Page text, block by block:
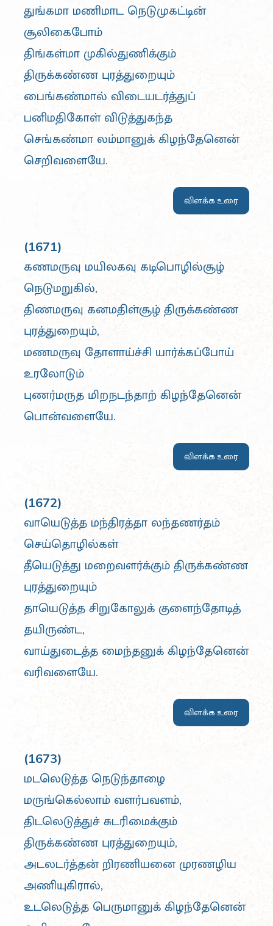
துங்கமா மணிமாட நெடுமுகட்டின்
சூலிகைபோம்
திங்கள்மா முகில்துணிக்கும்
திருக்கண்ண புரத்துறையும்
பைங்கண்மால் விடையடர்த்துப்
பனிமதிகோள் விடுத்துகந்த
செங்கண்மா லம்மானுக் கிழந்தேனென்
செறிவளையே.
விளக்க உரை
(1671)
கணமருவு மயிலகவு கடிபொழில்சூழ்
நெடுமறுகில்,
திணமருவு கனமதிள்சூழ் திருக்கண்ண
புரத்துறையும்,
மணமருவு தோளாய்ச்சி யார்க்கப்போய்
உரலோடும்
புணர்மருத மிறநடந்தாற் கிழந்தேனென்
பொன்வளையே.
விளக்க உரை
(1672)
வாயெடுத்த மந்திரத்தா லந்தணர்தம்
செய்தொழில்கள்
தீயெடுத்து மறைவளர்க்கும் திருக்கண்ண
புரத்துறையும்
தாயெடுத்த சிறுகோலுக் குளைந்தோடித்
தயிருண்ட,
வாய்துடைத்த மைந்தனுக் கிழந்தேனென்
வரிவளையே.
விளக்க உரை
(1673)
மடலெடுத்த நெடுந்தாழை
மருங்கெல்லாம் வளர்பவளம்,
திடலெடுத்துச் சுடரிமைக்கும்
திருக்கண்ண புரத்துறையும்,
அடலடர்த்தன் றிரணியனை முரணழிய
அணியுகிரால்,
உடலெடுத்த பெருமானுக் கிழந்தேனென்